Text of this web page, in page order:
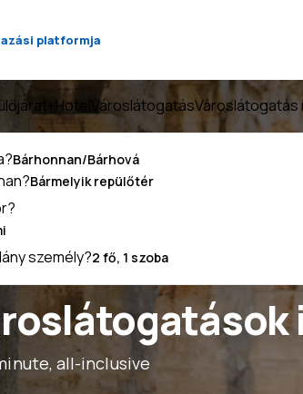
platformja
VároslátogatásVároslátogatás
all-inclusive
személy?